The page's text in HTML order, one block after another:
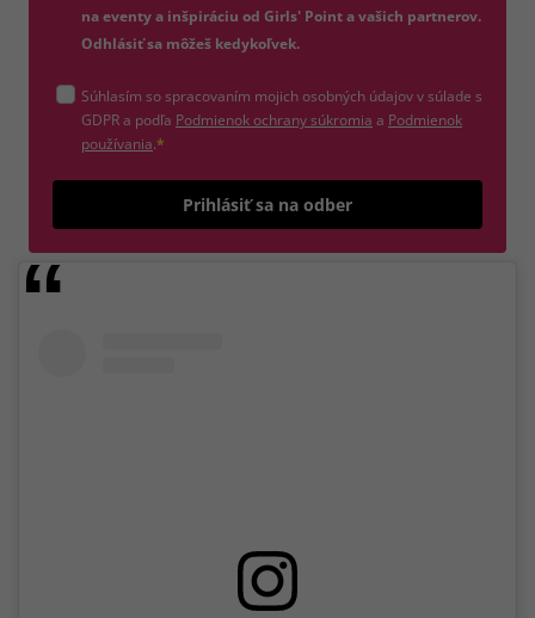
na eventy a inšpiráciu od Girls' Point a vašich partnerov.
Odhlásiť sa môžeš kedykoľvek.
Súhlasím so spracovaním mojich osobných údajov v súlade s
GDPR a podľa Podmienok ochrany súkromia (otvorí sa v novom okne)
a Podmienok
používania(otvorí sa v novom okne)
.*
Prihlásiť sa na odber